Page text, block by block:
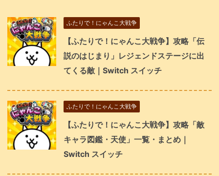
ふたりで！にゃんこ大戦争
【ふたりで！にゃんこ大戦争】攻略「伝
説のはじまり」レジェンドステージに出
てくる敵｜Switch スイッチ
ふたりで！にゃんこ大戦争
【ふたりで！にゃんこ大戦争】攻略「敵
キャラ図鑑・天使」一覧・まとめ｜
Switch スイッチ